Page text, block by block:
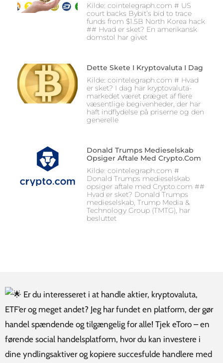
Kilde: cointelegraph.com # US
court backs Bybit’s bid to trace
funds from $1.5B North Korea hack
## Hvad er sket? En amerikansk
domstol har givet
Dette Skete I Kryptovaluta I Dag
Kilde: cointelegraph.com # Hvad
er sket? I dag har kryptovaluta-
markedet været præget af flere
væsentlige begivenheder, der har
haft indflydelse på priserne og den
generelle
Donald Trumps Medieselskab
Opsiger Aftale Med Crypto.com
Kilde: cointelegraph.com #
Donald Trumps medieselskab
opsiger aftale med Crypto.com ##
Hvad er sket? Donald Trumps
medieselskab, Trump Media &
Technology Group (TMTG), har
besluttet
Er du interesseret i at handle aktier, kryptovaluta,
ETF’er og meget andet? Jeg har fundet en platform, der gør
handel spændende og tilgængelig for alle! Tjek eToro – en
førende social handelsplatform, hvor du kan investere i
dine yndlingsaktiver og kopiere succesfulde handlere med